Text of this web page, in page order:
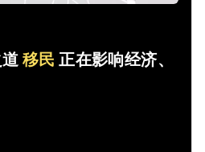
移民 正在影响经济、